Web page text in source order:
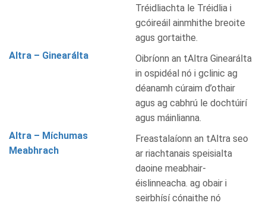
Tréidliachta le Tréidlia i
gcóireáil ainmhithe breoite
agus gortaithe.
Altra – Ginearálta
Oibríonn an tAltra Ginearálta
in ospidéal nó i gclinic ag
déanamh cúraim d’othair
agus ag cabhrú le dochtúirí
agus máinlianna.
Altra – Míchumas
Meabhrach
Freastalaíonn an tAltra seo
ar riachtanais speisialta
daoine meabhair-
éislinneacha. ag obair i
seirbhísí cónaithe nó